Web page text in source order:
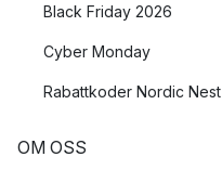
Black Friday 2026
Cyber Monday
Rabattkoder Nordic Nest
OM OSS